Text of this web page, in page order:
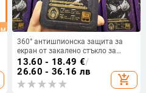
360° антишпионска защита за
екран от закалено стъкло за
iPhone 17, пълна съвместимост с
iPhone 16, O-образен сгъваем
дизайн, подходящ за iPhone 15,
iPhone 14 Pro Max и iPhone 13
13.60 - 18.49 €/
26.60 - 36.16 лв
add_shopping_cart